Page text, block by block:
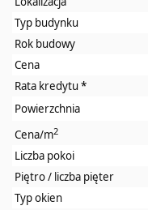
Typ budynku
Rok budowy
Cena
Rata kredytu*
Powierzchnia
Cena/m2
Liczba pokoi
Piętro / liczba pięter
Typ okien